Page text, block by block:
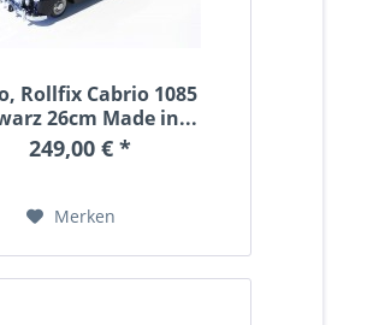
Rollfix Cabrio 1085
26cm Made in...
249,00 € *
Merken